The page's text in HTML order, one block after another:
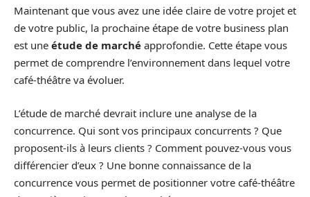
Maintenant que vous avez une idée claire de votre projet et
de votre public, la prochaine étape de votre business plan
est une étude de marché approfondie. Cette étape vous
permet de comprendre l’environnement dans lequel votre
café-théâtre va évoluer.
L’étude de marché devrait inclure une analyse de la
concurrence. Qui sont vos principaux concurrents ? Que
proposent-ils à leurs clients ? Comment pouvez-vous vous
différencier d’eux ? Une bonne connaissance de la
concurrence vous permet de positionner votre café-théâtre